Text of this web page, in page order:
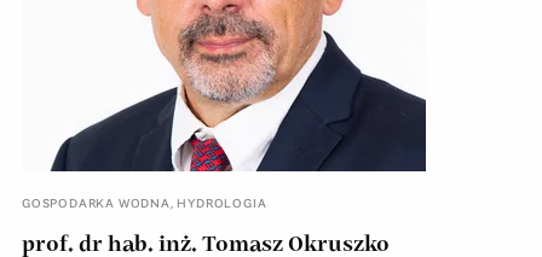
GOSPODARKA WODNA HYDROLOGIA
prof. dr hab. inż. Tomasz Okruszko